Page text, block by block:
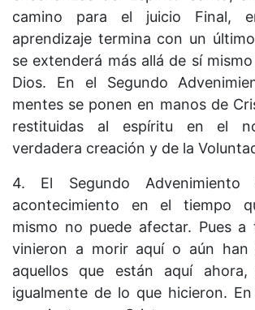
camino para el juicio Final,
aprendizaje termina con un
se extenderá más allá de sí
Dios. En el Segundo
mentes se ponen en manos de
restituidas al espíritu en el
verdadera creación y de la
4. El Segundo
acontecimiento en el tiempo
mismo no puede afectar. Pues a
vinieron a morir aquí o aún
aquellos que están aquí
igualmente de lo que hicieron.